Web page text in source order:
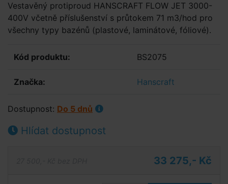
Vestavěný protiproud HANSCRAFT FLOW JET 3000-
400V včetně příslušenství s průtokem 71 m3/hod pro
všechny typy bazénů (plastové, laminátové, fóliové).
Kód produktu: BS2075
Značka: Hanscraft
Dostupnost: Do 5 dnů
Hlídat dostupnost
33 275,- Kč